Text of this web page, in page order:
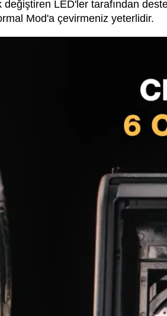
LED'ler tarafından
Mod'a çevirmeniz yeterlidir.